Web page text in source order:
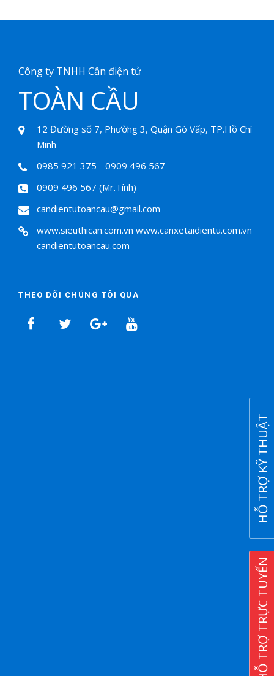
Công ty TNHH Cân điện tử
TOÀN CẦU
12 Đường số 7, Phường 3, Quận Gò Vấp, TP.Hồ Chí
Minh
0985 921 375 - 0909 496 567
0909 496 567 (Mr.Tính)
candientutoancau@gmail.com
www.sieuthican.com.vn www.canxetaidientu.com.vn
candientutoancau.com
THEO DÕI CHÚNG TÔI QUA
HỖ TRỢ TRỰC TUYẾN
HỖ TRỢ KỸ THUẬT